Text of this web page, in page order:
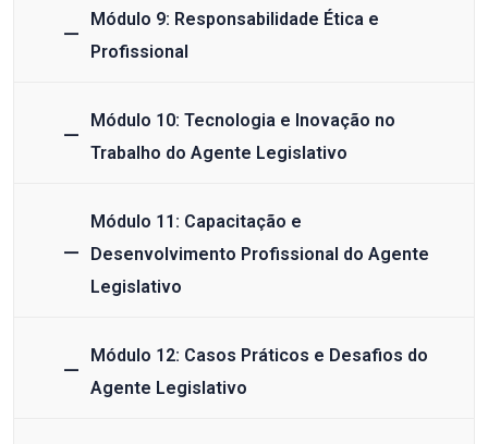
Módulo 9: Responsabilidade Ética e
Profissional
Módulo 10: Tecnologia e Inovação no
Trabalho do Agente Legislativo
Módulo 11: Capacitação e
Desenvolvimento Profissional do Agente
Legislativo
Módulo 12: Casos Práticos e Desafios do
Agente Legislativo